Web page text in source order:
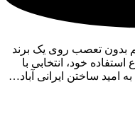
بدون تعصب روی یک برند
خود، انتخابی با
امید ساختن ایرانی آباد…